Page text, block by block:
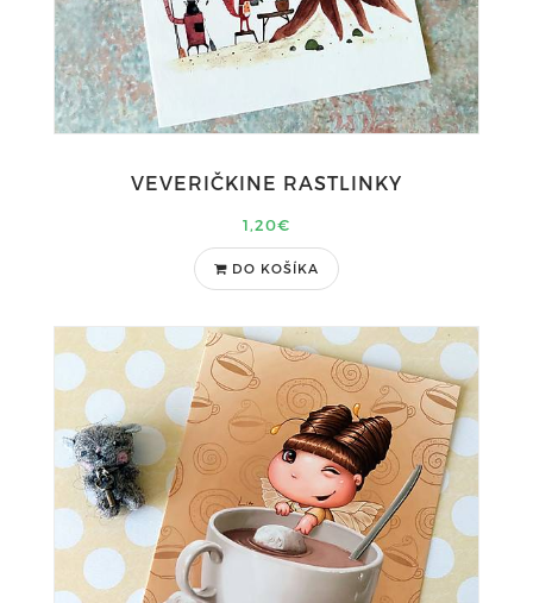
VEVERIČKINE RASTLINKY
1,20€
DO KOŠÍKA